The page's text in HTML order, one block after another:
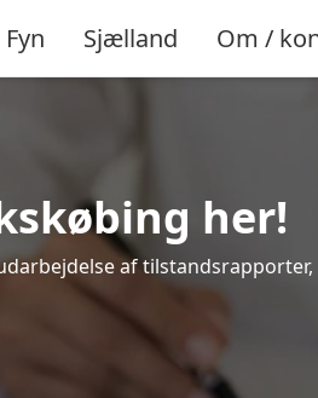
Fyn Sjælland Om /
her!
af